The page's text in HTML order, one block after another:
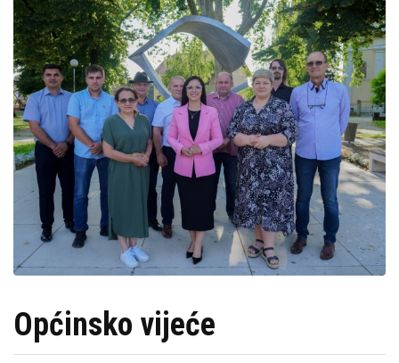
Općinsko vijeće